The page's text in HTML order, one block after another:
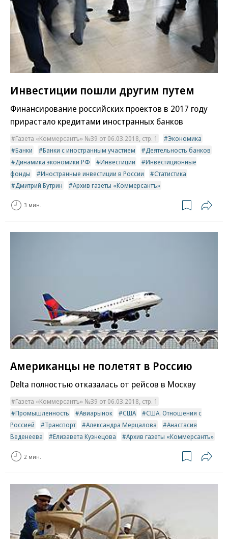
Инвестиции пошли другим путем
Финансирование российских проектов в 2017 году
прирастало кредитами иностранных банков
Газета «Коммерсантъ» №39 от 06.03.2018, стр. 1
Экономика
Банки
Банки с иностранным участием
Деятельность банков
Динамика экономики РФ
Инвестиции
Инвестиционные
фонды
Иностранные инвестиции в России
Статистика
Дмитрий Бутрин
Архив газеты «Коммерсантъ»
3 мин.
Американцы не полетят в Россию
Delta полностью отказалась от рейсов в Москву
Газета «Коммерсантъ» №39 от 06.03.2018, стр. 1
Промышленность
Авиарынок США
США. Отношения с
Россией
Транспорт Александра Мерцалова
Анастасия
Веденеева
Елизавета Кузнецова Архив газеты «Коммерсантъ»
2 мин.